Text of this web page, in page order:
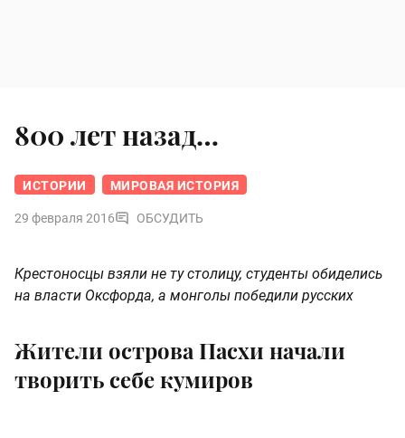
800 лет назад…
ИСТОРИИ МИРОВАЯ ИСТОРИЯ
29 февраля 2016 ОБСУДИТЬ
Крестоносцы взяли не ту столицу, студенты обиделись
на власти Оксфорда, а монголы победили русских
Жители острова Пасхи начали
творить себе кумиров